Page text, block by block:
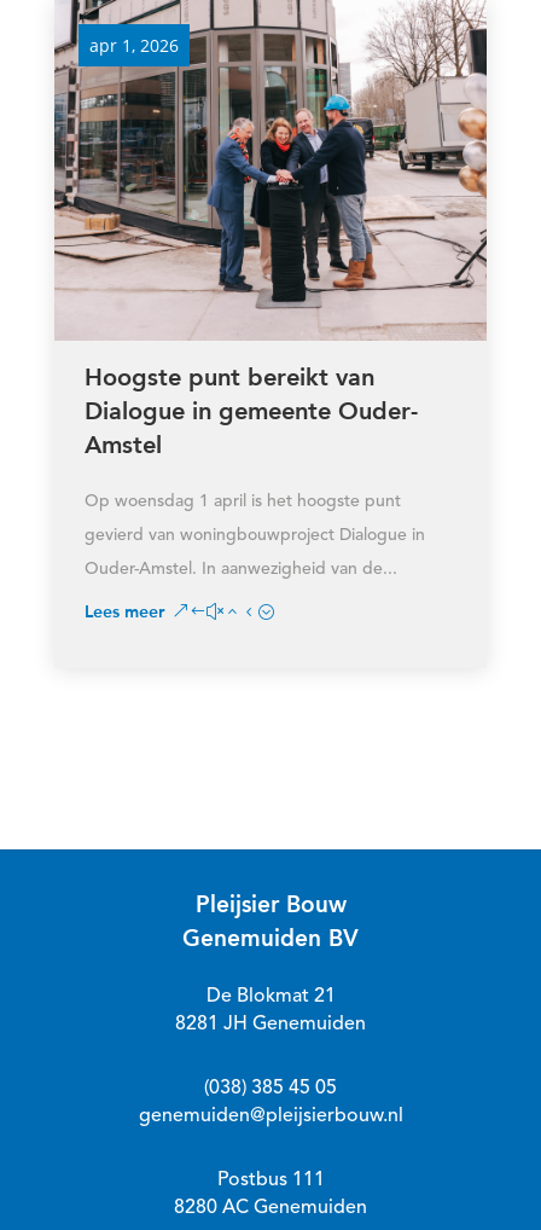
apr 1, 2026
Hoogste punt bereikt van
Dialogue in gemeente Ouder-
Amstel
Op woensdag 1 april is het hoogste punt
gevierd van woningbouwproject Dialogue in
Ouder-Amstel. In aanwezigheid van de...
Lees meer
Pleijsier Bouw
Genemuiden BV
De Blokmat 21
8281 JH Genemuiden
(038) 385 45 05
genemuiden@pleijsierbouw.nl
Postbus 111
8280 AC Genemuiden